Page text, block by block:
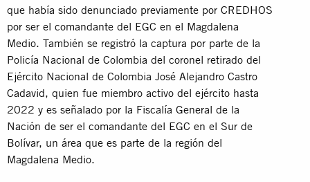
que había sido denunciado previamente por CREDHOS
por ser el comandante del EGC en el Magdalena
Medio. También se registró la captura por parte de la
Policía Nacional de Colombia del coronel retirado del
Ejército Nacional de Colombia José Alejandro Castro
Cadavid, quien fue miembro activo del ejército hasta
2022 y es señalado por la Fiscalía General de la
Nación de ser el comandante del EGC en el Sur de
Bolívar, un área que es parte de la región del
Magdalena Medio.